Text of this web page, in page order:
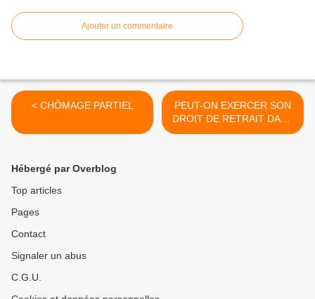
Ajouter un commentaire
< CHÔMAGE PARTIEL
PEUT-ON EXERCER SON
DROIT DE RETRAIT DANS
CETTE PÉRIODE DE
Hébergé par Overblog
Top articles
Pages
Contact
Signaler un abus
C.G.U.